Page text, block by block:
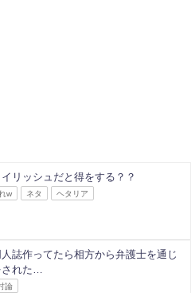
リッシュだと得をする？？
w ネタ ヘタリア
人誌作ってたら相方から弁護士を通じ
れた…
論